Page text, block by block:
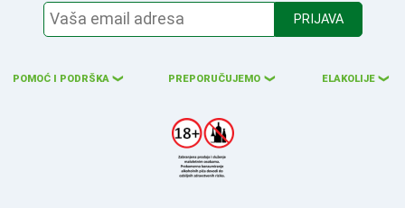
PRIJAVA
POMOĆ I PODRŠKA ❮ PREPORUČUJEMO ❮ ELAKOLIJE ❮